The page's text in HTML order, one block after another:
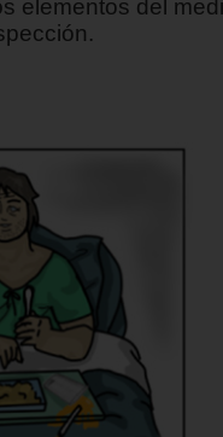
elementos del